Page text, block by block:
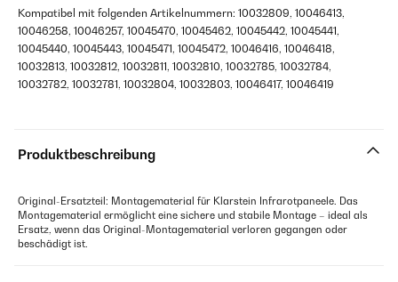
Kompatibel mit folgenden Artikelnummern: 10032809, 10046413,
10046258, 10046257, 10045470, 10045462, 10045442, 10045441,
10045440, 10045443, 10045471, 10045472, 10046416, 10046418,
10032813, 10032812, 10032811, 10032810, 10032785, 10032784,
10032782, 10032781, 10032804, 10032803, 10046417, 10046419
Produktbeschreibung
Original-Ersatzteil: Montagematerial für Klarstein Infrarotpaneele. Das
Montagematerial ermöglicht eine sichere und stabile Montage – ideal als
Ersatz, wenn das Original-Montagematerial verloren gegangen oder
beschädigt ist.